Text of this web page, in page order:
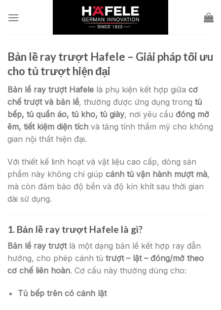
Bản lề ray trượt Hafele – Giải pháp tối ưu
cho tủ trượt hiện đại
Bản lề ray trượt Hafele là phụ kiện kết hợp giữa cơ
chế trượt và bản lề, thường được ứng dụng trong tủ
bếp, tủ quần áo, tủ kho, tủ giày, nơi yêu cầu đóng mở
êm, tiết kiệm diện tích và tăng tính thẩm mỹ cho không
gian nội thất hiện đại.
Với thiết kế linh hoạt và vật liệu cao cấp, dòng sản
phẩm này không chỉ giúp cánh tủ vận hành mượt mà,
mà còn đảm bảo độ bền và độ kín khít sau thời gian
dài sử dụng.
1. Bản lề ray trượt Hafele là gì?
Bản lề ray trượtlà một dạng bản lề kết hợp ray dẫn
hướng, cho phép cánh tủ trượt – lật – đóng/mở theo
cơ chế liên hoàn. Cơ cấu này thường dùng cho:
Tủ bếp trên có cánh lật